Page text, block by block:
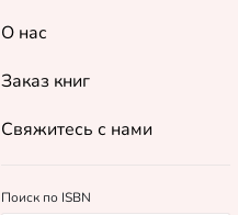
О нас
Заказ книг
Свяжитесь с нами
Поиск по ISBN